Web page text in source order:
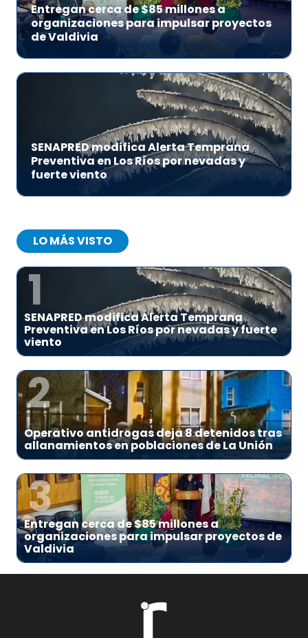
Entregan cerca de $85 millones a
organizaciones para impulsar proyectos
de Valdivia
SENAPRED modifica Alerta Temprana
Preventiva en Los Ríos por nevadas y
fuerte viento
LO MÁS VISTO
1
SENAPRED modifica Alerta Temprana
Preventiva en Los Ríos por nevadas y fuerte
viento
2
Operativo antidrogas deja 8 detenidos tras
allanamientos en poblaciones de La Unión
3
Entregan cerca de $85 millones a
organizaciones para impulsar proyectos de
Valdivia